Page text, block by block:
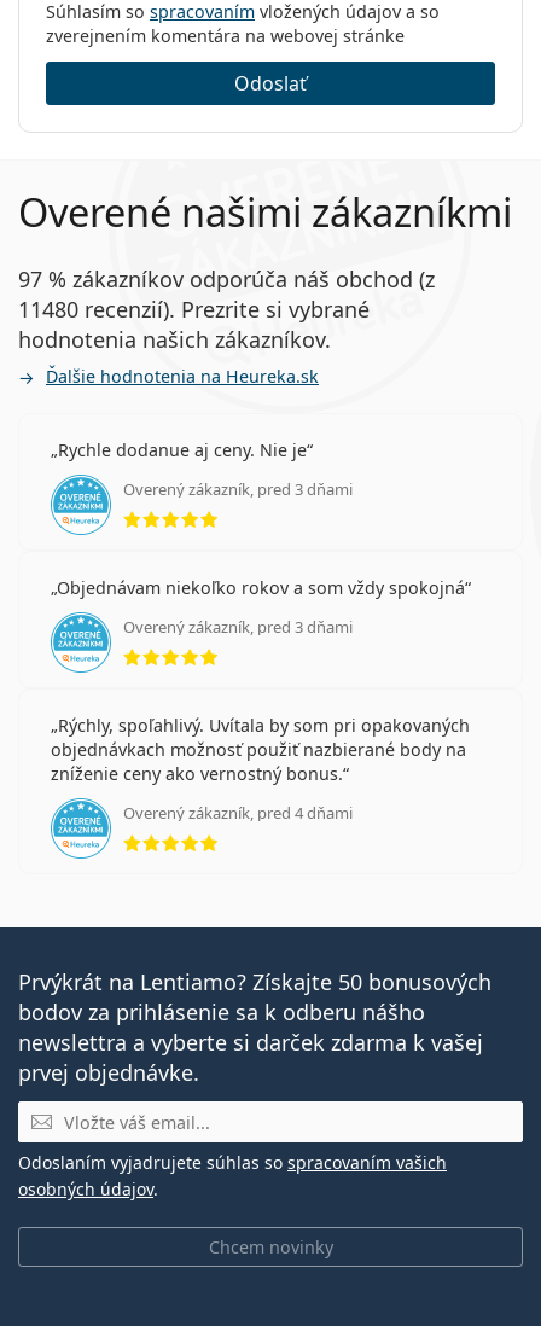
Súhlasím so spracovaním vložených údajov a so
zverejnením komentára na webovej stránke
Odoslať
Overené našimi zákazníkmi
97 % zákazníkov odporúča náš obchod (z
11480 recenzií). Prezrite si vybrané
hodnotenia našich zákazníkov.
Ďalšie hodnotenia na Heureka.sk
Rychle dodanue aj ceny. Nie je
Overený zákazník, pred 3 dňami
hodnotenie 5 z 5
Objednávam niekoľko rokov a som vždy spokojná
Overený zákazník, pred 3 dňami
hodnotenie 5 z 5
Rýchly, spoľahlivý. Uvítala by som pri opakovaných
objednávkach možnosť použiť nazbierané body na
zníženie ceny ako vernostný bonus.
Overený zákazník, pred 4 dňami
hodnotenie 5 z 5
Prvýkrát na Lentiamo? Získajte 50 bonusových
bodov za prihlásenie sa k odberu nášho
newslettra a vyberte si darček zdarma k vašej
prvej objednávke.
E-mail
Chcem novinky
Odoslaním vyjadrujete súhlas so spracovaním vašich
osobných údajov.